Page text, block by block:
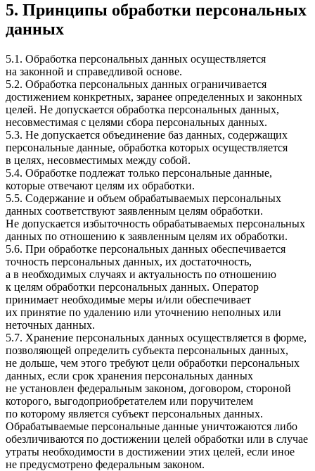
5. Принципы обработки персональных
данных
5.1. Обработка персональных данных осуществляется
на законной и справедливой основе.
5.2. Обработка персональных данных ограничивается
достижением конкретных, заранее определенных и законных
целей. Не допускается обработка персональных данных,
несовместимая с целями сбора персональных данных.
5.3. Не допускается объединение баз данных, содержащих
персональные данные, обработка которых осуществляется
в целях, несовместимых между собой.
5.4. Обработке подлежат только персональные данные,
которые отвечают целям их обработки.
5.5. Содержание и объем обрабатываемых персональных
данных соответствуют заявленным целям обработки.
Не допускается избыточность обрабатываемых персональных
данных по отношению к заявленным целям их обработки.
5.6. При обработке персональных данных обеспечивается
точность персональных данных, их достаточность,
а в необходимых случаях и актуальность по отношению
к целям обработки персональных данных. Оператор
принимает необходимые меры и/или обеспечивает
их принятие по удалению или уточнению неполных или
неточных данных.
5.7. Хранение персональных данных осуществляется в форме,
позволяющей определить субъекта персональных данных,
не дольше, чем этого требуют цели обработки персональных
данных, если срок хранения персональных данных
не установлен федеральным законом, договором, стороной
которого, выгодоприобретателем или поручителем
по которому является субъект персональных данных.
Обрабатываемые персональные данные уничтожаются либо
обезличиваются по достижении целей обработки или в случае
утраты необходимости в достижении этих целей, если иное
не предусмотрено федеральным законом.